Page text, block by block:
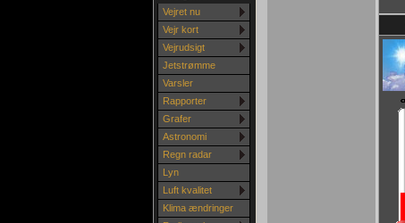
Vejret nu
Vejr kort
Vejrudsigt
Jetstrømme
Varsler
Rapporter
Grafer
Astronomi
Regn radar
Lyn
Luft kvalitet
Klima ændringer